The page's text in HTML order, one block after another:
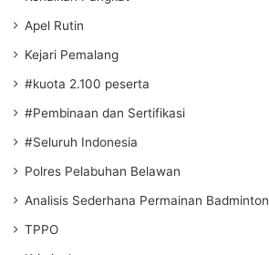
Apel Rutin
Kejari Pemalang
#kuota 2.100 peserta
#Pembinaan dan Sertifikasi
#Seluruh Indonesia
Polres Pelabuhan Belawan
Analisis Sederhana Permainan Badminton
TPPO